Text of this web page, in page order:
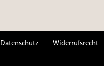
Datenschutz Widerrufsrecht